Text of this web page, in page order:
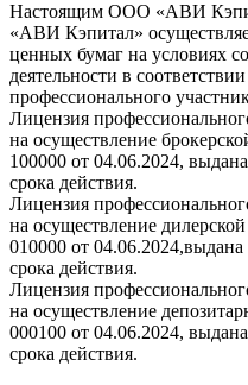
Настоящим ООО «АВИ
«АВИ Кэпитал»
ценных бумаг на условиях
деятельности в
профессионального
Лицензия
на осуществление
100000 от 04.06.2024,
срока действия.
Лицензия
на осуществление
010000 от
срока действия.
Лицензия
на осуществление
000100 от 04.06.2024,
срока действия.